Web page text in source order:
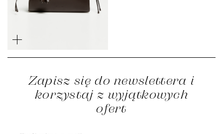
Zapisz się do newslettera i
korzystaj z wyjątkowych
ofert